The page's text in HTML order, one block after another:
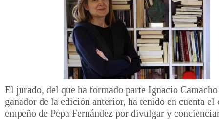
El jurado, del que ha formado parte Ignacio
ganador de la edición anterior, ha tenido en cuenta el
empeño de Pepa Fernández por divulgar y